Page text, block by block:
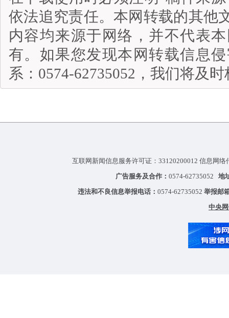
依法追究责任。本网转载的其他
内容均来源于网络，并不代表
有。如果您发现本网转载信息
系：0574-62735052，我们将及
互联网新闻信息服务许可证：33120200012 信息网
广告服务及合作： 0574-62735052 地
违法和不良信息举报电话： 0574-62735052 举报邮
中央